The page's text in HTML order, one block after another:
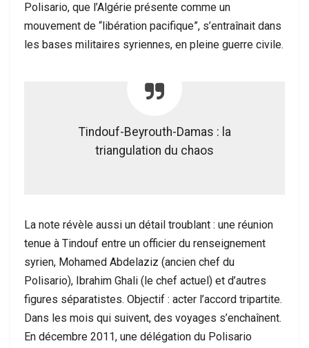
Polisario, que l’Algérie présente comme un
mouvement de “libération pacifique”, s’entraînait dans
les bases militaires syriennes, en pleine guerre civile.
Tindouf-Beyrouth-Damas : la
triangulation du chaos
La note révèle aussi un détail troublant : une réunion
tenue à Tindouf entre un officier du renseignement
syrien, Mohamed Abdelaziz (ancien chef du
Polisario), Ibrahim Ghali (le chef actuel) et d’autres
figures séparatistes. Objectif : acter l’accord tripartite.
Dans les mois qui suivent, des voyages s’enchaînent.
En décembre 2011, une délégation du Polisario